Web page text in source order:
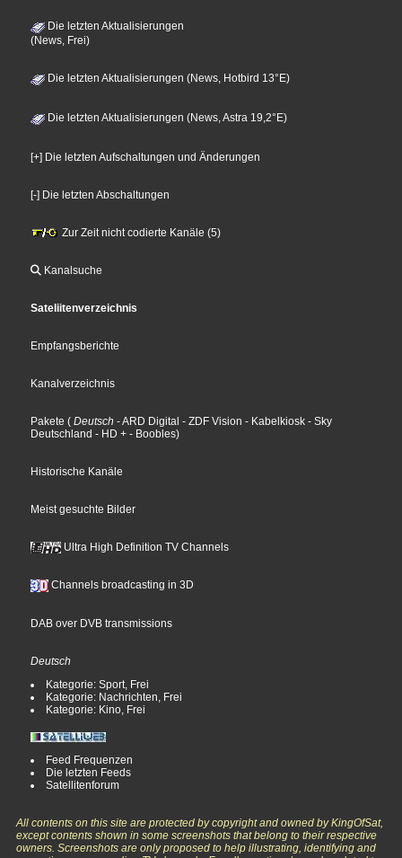
Die letzten Aktualisierungen
(News, Frei)
Die letzten Aktualisierungen (News, Hotbird 13°E)
Die letzten Aktualisierungen (News, Astra 19,2°E)
[+] Die letzten Aufschaltungen und Änderungen
[-] Die letzten Abschaltungen
Zur Zeit nicht codierte Kanäle (5)
Kanalsuche
Sateliitenverzeichnis
Empfangsberichte
Kanalverzeichnis
Pakete ( Deutsch - ARD Digital - ZDF Vision - Kabelkiosk - Sky
Deutschland - HD + - Boobles)
Historische Kanäle
Meist gesuchte Bilder
Ultra High Definition TV Channels
Channels broadcasting in 3D
DAB over DVB transmissions
Deutsch
Kategorie: Sport, Frei
Kategorie: Nachrichten, Frei
Kategorie: Kino, Frei
Feed Frequenzen
Die letzten Feeds
Satellitenforum
All contents on this site are protected by copyright and owned by KingOfSat,
except contents shown in some screenshots that belong to their respective
owners. Screenshots are only proposed to help illustrating, identifying and